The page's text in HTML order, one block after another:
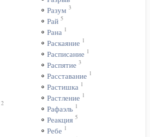
2
Разум 3
Рай 5
Рана 1
Раскаяние 1
Расписание 1
Распятие 3
Расставание 1
Растишка 1
Растление 1
Рафаэль 1
Реакция 5
Ребе 1